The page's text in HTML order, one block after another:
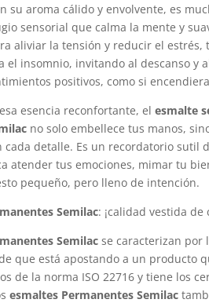
su aroma cálido y envolvente, es
sensorial que calma la mente y
aliviar la tensión y reducir el
el insomnio, invitando al descanso y
positivos, como si
esencia reconfortante, elesmalte
no solo embellece tus manos,
cada detalle. Es un recordatorio sutil
atender tus emociones, mimar tu
pequeño, pero lleno de intención.
Semilac: ¡calidad vestida de
Semilac se caracterizan por
que está apostando a un producto
de la norma ISO 22716 y tiene los
esmaltes Permanentes Semilac